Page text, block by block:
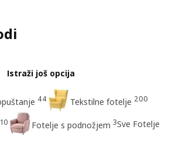
Istraži još opcija
44 Tekstilne fotelje 200
10 Fotelje s podnožjem 3Sve Fotelje